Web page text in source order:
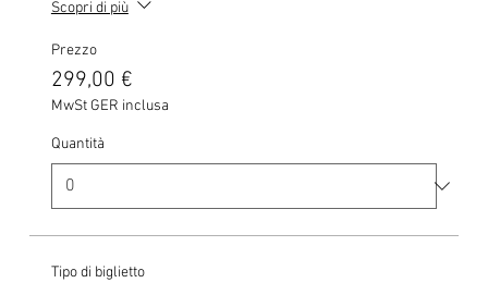
Scopri di più
Prezzo
299,00 €
MwSt GER inclusa
Quantità
Tipo di biglietto